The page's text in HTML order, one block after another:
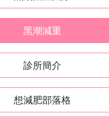
黑潮減重
診所簡介
想減肥部落格